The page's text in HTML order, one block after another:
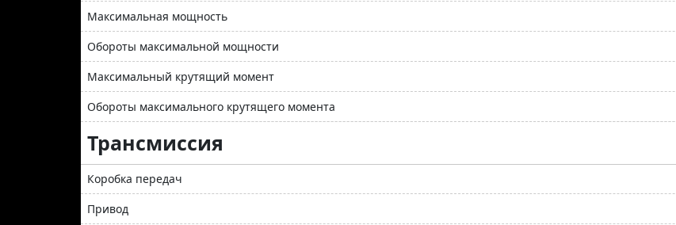
Максимальная мощность
Обороты максимальной мощности
Максимальный крутящий момент
Обороты максимального крутящего момента
Трансмиссия
Коробка передач
Привод